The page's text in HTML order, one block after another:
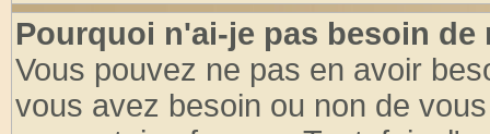
Pourquoi n'ai-je pas besoin de
Vous pouvez ne pas en avoir
vous avez besoin ou non de